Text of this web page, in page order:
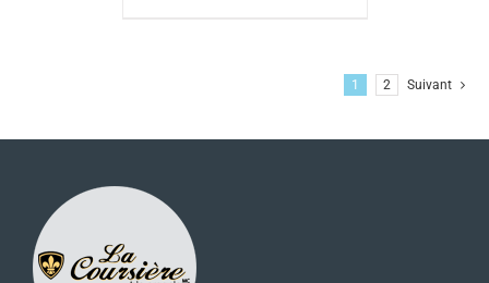
1 2 Suivant